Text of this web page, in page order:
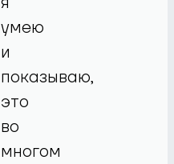
умею
и
показываю,
это
во
многом